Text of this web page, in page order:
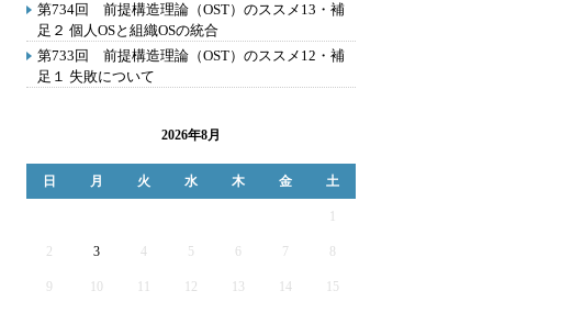
第734回 前提構造理論（OST）のススメ13・補
足２ 個人OSと組織OSの統合
第733回 前提構造理論（OST）のススメ12・補
足１ 失敗について
2026年8月
日 月 火 水 木 金 土
2 3 4 5 6 7
9 12 13 14 15